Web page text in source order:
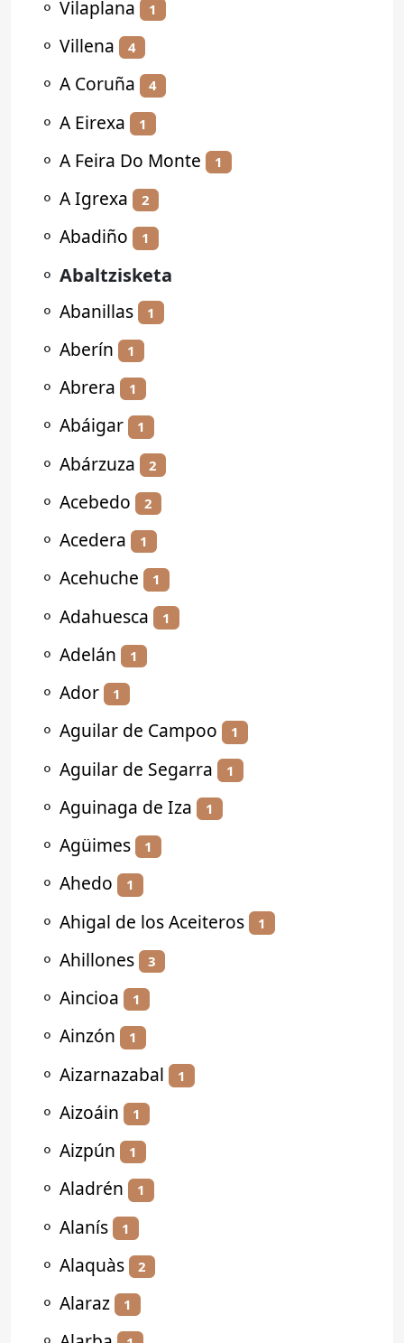
⚬ Vilaplana 1
⚬ Villena 4
⚬ A Coruña 4
⚬ A Eirexa 1
⚬ A Feira Do Monte 1
⚬ A Igrexa 2
⚬ Abadiño 1
⚬ Abaltzisketa
⚬ Abanillas 1
⚬ Aberín 1
⚬ Abrera 1
⚬ Abáigar 1
⚬ Abárzuza 2
⚬ Acebedo 2
⚬ Acedera 1
⚬ Acehuche 1
⚬ Adahuesca 1
⚬ Adelán 1
⚬ Ador 1
⚬ Aguilar de Campoo 1
⚬ Aguilar de Segarra 1
⚬ Aguinaga de Iza 1
⚬ Agüimes 1
⚬ Ahedo 1
⚬ Ahigal de los Aceiteros 1
⚬ Ahillones 3
⚬ Aincioa 1
⚬ Ainzón 1
⚬ Aizarnazabal 1
⚬ Aizoáin 1
⚬ Aizpún 1
⚬ Aladrén 1
⚬ Alanís 1
⚬ Alaquàs 2
⚬ Alaraz 1